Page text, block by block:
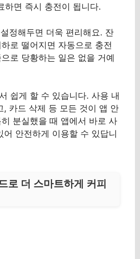
하면 즉시 충전이 됩니다.
정해두면 더욱 편리해요. 잔
로 떨어지면 자동으로 충전
로 당황하는 일은 없을 거예
쉽게 할 수 있습니다. 사용 내
, 카드 삭제 등 모든 것이 앱 안
분실했을 때 앱에서 바로 사
어 안전하게 이용할 수 있답니
로 더 스마트하게 커피